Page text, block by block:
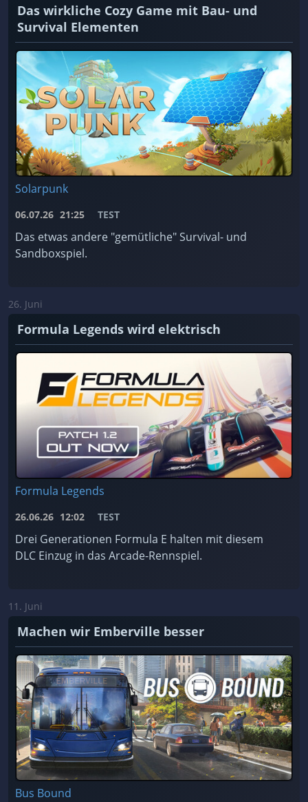
Das wirkliche Cozy Game mit Bau- und
Survival Elementen
Solarpunk
06.07.26 21:25 TEST
Das etwas andere "gemütliche" Survival- und
Sandboxspiel.
26. Juni
Formula Legends wird elektrisch
Formula Legends
26.06.26 12:02 TEST
Drei Generationen Formula E halten mit diesem
DLC Einzug in das Arcade-Rennspiel.
11. Juni
Machen wir Emberville besser
Bus Bound